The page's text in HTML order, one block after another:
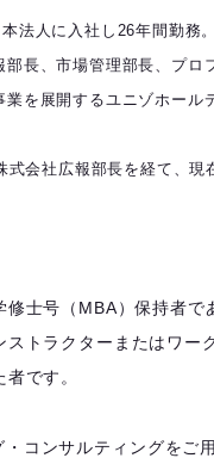
法人に入社し26年間勤務。
長、市場管理部長、プ
を展開するユニゾホール
式会社広報部長を経て、現
士号（MBA）保持者
トラクターまたはワー
です。
コンサルティングをご